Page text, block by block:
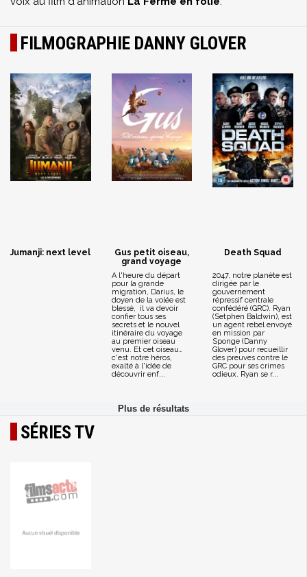
FILMOGRAPHIE DANNY GLOVER
Jumanji: next level
Gus petit oiseau,
grand voyage
A l'heure du départ
pour la grande
migration, Darius, le
doyen de la volée est
blessé, il va devoir
confier tous ses
secrets et le nouvel
itinéraire du voyage
au premier oiseau
venu. Et cet oiseau…
c'est notre héros,
exalté à l'idée de
découvrir enf...
Death Squad
2047, notre planète est
dirigée par le
gouvernement
répressif centrale
confédéré (GRC). Ryan
(Setphen Baldwin), est
un agent rebel envoyé
en mission par
Sponge (Danny
Glover) pour recueillir
des preuves contre le
GRC pour ses crimes
odieux. Ryan se r...
SÉRIES TV